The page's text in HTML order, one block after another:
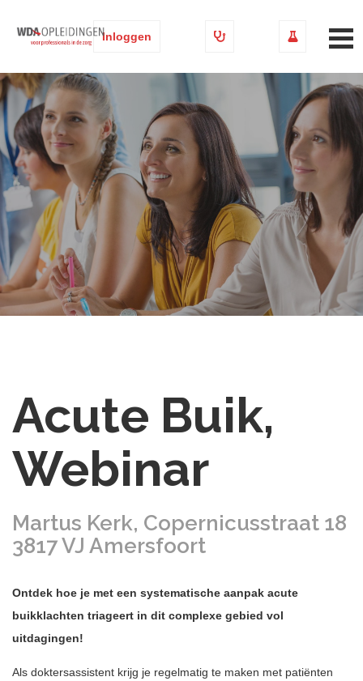
Inloggen
Acute Buik,
Webinar
Martus Kerk, Copernicusstraat 18
3817 VJ Amersfoort
Ontdek hoe je met een systematische aanpak acute
buikklachten triageert in dit complexe gebied vol
uitdagingen!
Als doktersassistent krijg je regelmatig te maken met patiënten